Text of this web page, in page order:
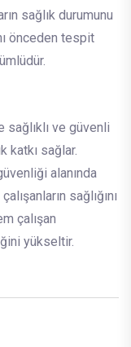
sağlık durumunu
önceden tespit
ve güvenli
katkı sağlar.
alanında
sağlığını
çalışan
yükseltir.